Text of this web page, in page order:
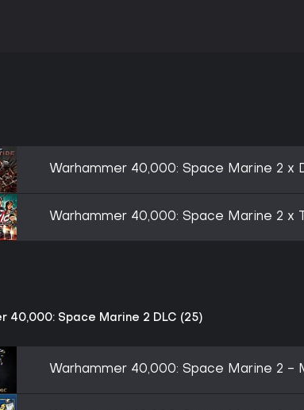
Warhammer 40,000: Space Marine 2 x
Warhammer 40,000: Space Marine 2 x
40,000: Space Marine 2 DLC (25)
Warhammer 40,000: Space Marine 2 -